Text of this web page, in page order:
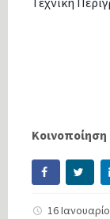
Κοινοποίηση
16